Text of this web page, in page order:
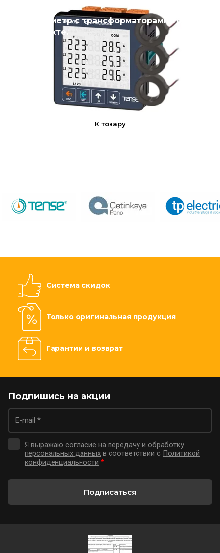
Мультиметр с трансформаторами тока в
комплекте.
К товару
Система скидок
Только оригинальная продукция
Гарантии и возврат
Подпишись на акции
Я выражаю согласие на передачу и обработку
персональных данных в соответствии с Политикой
конфиденциальности *
Подписаться